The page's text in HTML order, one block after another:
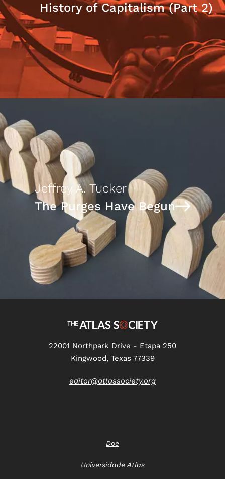
History of Capitalism (Part 2)
Jeffrey A. Tucker
The Purges Have Begun
22001 Northpark Drive - Etapa 250
Kingwood, Texas 77339
editor@atlassociety.org
Doe
Universidade Atlas